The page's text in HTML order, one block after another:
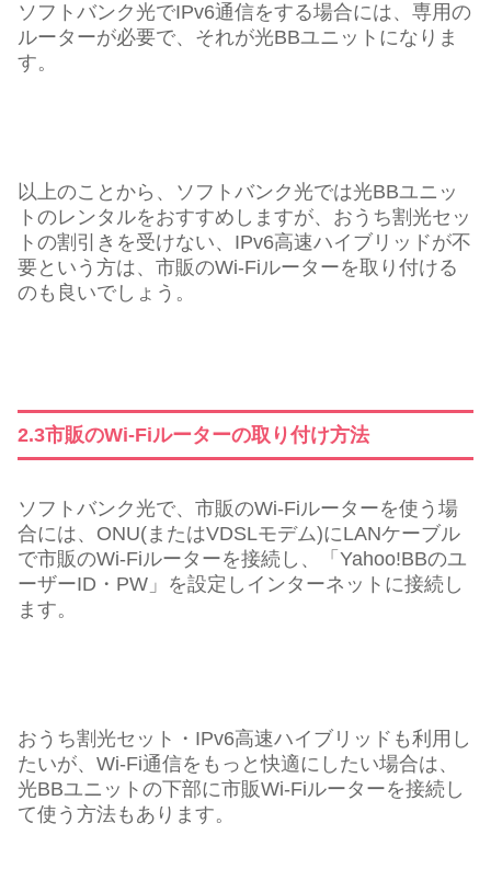
ソフトバンク光でIPv6通信をする場合には、専用の
ルーターが必要で、それが光BBユニットになりま
す。
以上のことから、ソフトバンク光では光BBユニッ
トのレンタルをおすすめしますが、おうち割光セッ
トの割引きを受けない、IPv6高速ハイブリッドが不
要という方は、市販のWi-Fiルーターを取り付ける
のも良いでしょう。
2.3市販のWi-Fiルーターの取り付け方法
ソフトバンク光で、市販のWi-Fiルーターを使う場
合には、ONU(またはVDSLモデム)にLANケーブル
で市販のWi-Fiルーターを接続し、「Yahoo!BBのユ
ーザーID・PW」を設定しインターネットに接続し
ます。
おうち割光セット・IPv6高速ハイブリッドも利用し
たいが、Wi-Fi通信をもっと快適にしたい場合は、
光BBユニットの下部に市販Wi-Fiルーターを接続し
て使う方法もあります。